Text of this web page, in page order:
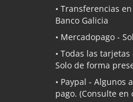
• Transferencias
Banco Galicia
• Mercadopago -
• Todas las tarjetas
Solo de forma
• Paypal - Algunos
pago. (Consulte